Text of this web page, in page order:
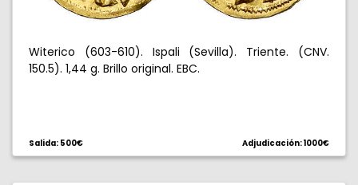
Witerico (603-610). Ispali (Sevilla). Triente. (CNV.
150.5). 1,44 g. Brillo original. EBC.
Salida: 500€ Adjudicación: 1000€